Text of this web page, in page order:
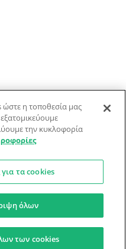
για …καλοφαγάδες!
Όροι Xρήσης
— ελέγξτε τις συνταγές.
η τοποθεσία μας
την κυκλοφορία
για τα cookies
όλων
των cookies